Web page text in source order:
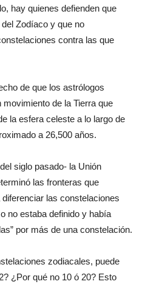
hay quienes defienden que
Zodíaco y que no
contra las que
de que los astrólogos
de la Tierra que
la esfera celeste a lo largo de
a 26,500 años.
siglo pasado- la Unión
las fronteras que
las constelaciones
no estaba definido y había
por más de una constelación.
zodiacales, puede
¿Por qué no 10 ó 20? Esto